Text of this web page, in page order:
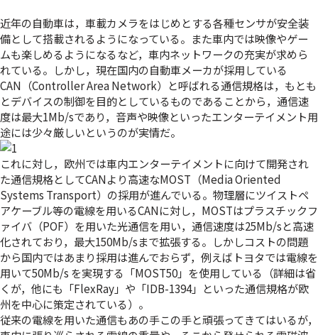
近年の自動車は，車載カメラをはじめとする各種センサが安全装
備として搭載されるようになっている。また車内では映像やゲー
ムも楽しめるようになるなど，車内ネットワークの充実が求めら
れている。しかし，現在国内の自動車メーカが採用している
CAN（Controller Area Network）と呼ばれる通信規格は，もとも
とデバイスの制御を目的としているものであることから，通信速
度は最大1Mb/sであり，音声や映像といったエンターテイメント用
途には少々厳しいというのが実情だ。
これに対し，欧州では車内エンターテイメントに向けて開発され
た通信規格としてCANより高速なMOST（Media Oriented
Systems Transport）の採用が進んでいる。物理層にツイストペ
アケーブル等の電線を用いるCANに対し，MOSTはプラスチックフ
ァイバ（POF）を用いた光通信を用い，通信速度は25Mb/sと高速
化されており，最大150Mb/sまで拡張する。しかしコストの問題
から国内ではあまり採用は進んでおらず，例えばトヨタでは電線を
用いて50Mb/s を実現する「MOST50」を使用している（詳細は省
くが，他にも「FlexRay」や「IDB-1394」といった通信規格が欧
州を中心に策定されている）。
従来の電線を用いた通信もあの手この手と頑張ってきてはいるが，